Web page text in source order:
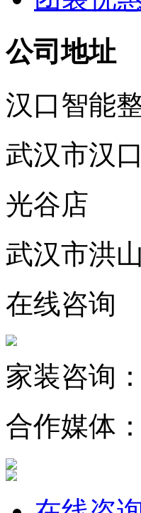
公司地址
汉口智能
武汉市汉
光谷店
武汉市洪
在线咨询
家装咨询
合作媒体